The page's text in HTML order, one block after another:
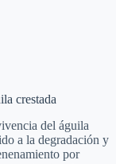
crestada
del águila
a la degradación y
por